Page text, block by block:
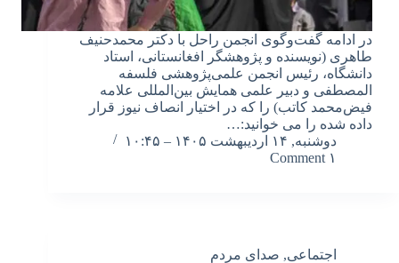
در ادامه گفت‌وگوی انجمن راحل با دکتر محمدحنیف
طاهری (نویسنده و پژوهشگر افغانستانی، استاد
دانشگاه، رئیس انجمن علمی‌پژوهشی فلسفه
المصطفی و دبیر علمی همایش بین‌المللی علامه
فیض‌محمد کاتب) را که در اختیار انصاف نیوز قرار
داده شده را می خوانید:…
دوشنبه, ۱۴ اردیبهشت ۱۴۰۵ – ۱۰:۴۵
۱ Comment
اجتماعی, صدای مردم